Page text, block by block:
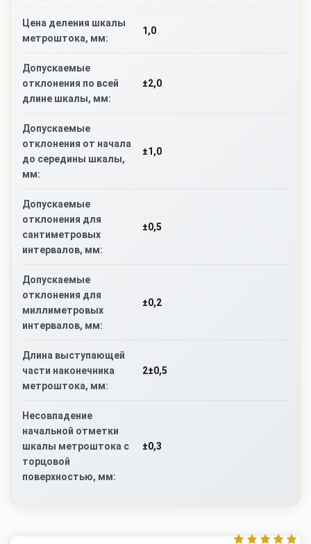
Цена деления шкалы
метроштока, мм:
1,0
Допускаемые
отклонения по всей
длине шкалы, мм:
±2,0
Допускаемые
отклонения от начала
до середины шкалы,
мм:
±1,0
Допускаемые
отклонения для
сантиметровых
интервалов, мм:
±0,5
Допускаемые
отклонения для
миллиметровых
интервалов, мм:
±0,2
Длина выступающей
части наконечника
метроштока, мм:
2±0,5
Несовпадение
начальной отметки
шкалы метроштока с
торцовой
поверхностью, мм:
±0,3